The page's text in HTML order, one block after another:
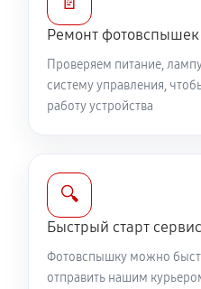
Ремонт
Проверяем питание,
систему управления,
работу устройства
🔍
Быстрый старт
Фотовспышку можно
отправить нашим